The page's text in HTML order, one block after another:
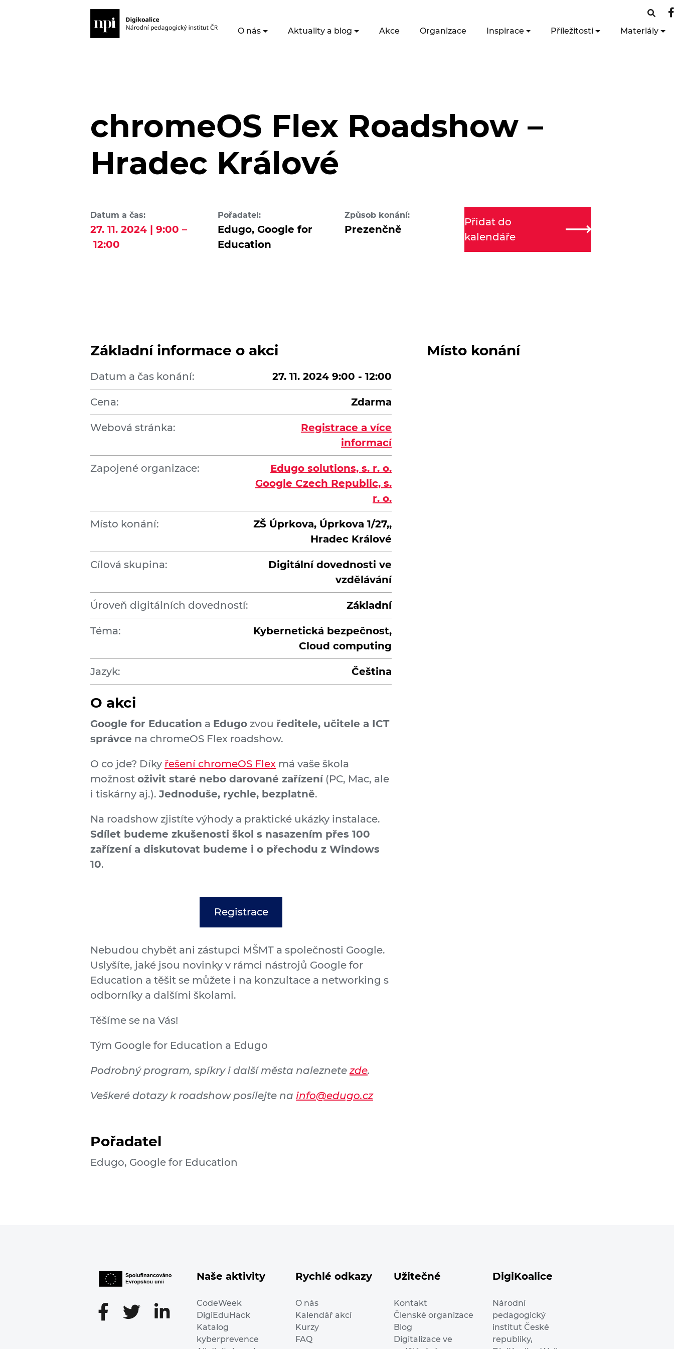
O nás Aktuality a blog Akce Organizace Inspirace Příležitosti Materiály
chromeOS Flex Roadshow –
Hradec Králové
Datum a čas:
27. 11. 2024 | 9:00 –
12:00
Pořadatel:
Edugo, Google for
Education
Způsob konání:
Prezenčně
Přidat do
kalendáře
Základní informace o akci
Datum a čas konání: 27. 11. 2024 9:00 - 12:00
Cena: Zdarma
Webová stránka:
Registrace a více
informací
Zapojené organizace:
Edugo solutions, s. r. o.
Google Czech Republic, s.
r. o.
Místo konání:
ZŠ Úprkova, Úprkova 1/27,,
Hradec Králové
Cílová skupina:
Digitální dovednosti ve
vzdělávání
Úroveň digitálních dovedností: Základní
Téma:
Kybernetická bezpečnost,
Cloud computing
Jazyk: Čeština
O akci
Google for Education a Edugo zvou ředitele, učitele a ICT
správce na chromeOS Flex roadshow.
O co jde? Díky řešení chromeOS Flex má vaše škola
možnost oživit staré nebo darované zařízení(PC, Mac, ale
i tiskárny aj.). Jednoduše, rychle, bezplatně.
Na roadshow zjistíte výhody a praktické ukázky instalace.
Sdílet budeme zkušenosti škol s nasazením přes 100
zařízení a diskutovat budeme i o přechodu z Windows
10.
Registrace
Nebudou chybět ani zástupci MŠMT a společnosti Google.
Uslyšíte, jaké jsou novinky v rámci nástrojů Google for
Education a těšit se můžete i na konzultace a networking s
odborníky a dalšími školami.
Těšíme se na Vás!
Tým Google for Education a Edugo
Podrobný program, spíkry i další města naleznete zde.
Veškeré dotazy k roadshow posílejte na info@edugo.cz
Pořadatel
Edugo, Google for Education
Místo konání
Naše aktivity
CodeWeek
DigiEduHack
Katalog
kyberprevence
Rychlé odkazy
O nás
Kalendář akcí
Kurzy
FAQ
Užitečné
Kontakt
Členské organizace
Blog
Digitalizace ve
DigiKoalice
Národní
pedagogický
institut České
republiky,